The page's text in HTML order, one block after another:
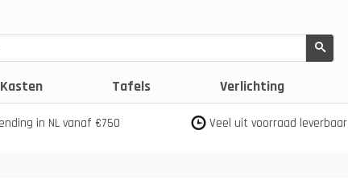
Kasten Tafels Verlichting
in NL vanaf €750 Veel uit voorraad leverbaar